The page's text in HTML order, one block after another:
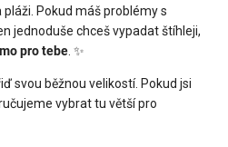
Pokud máš problémy s
jednoduše chceš vypadat štíhleji,
pro tebe . ✨
svou běžnou velikostí. Pokud jsi
vybrat tu větší pro